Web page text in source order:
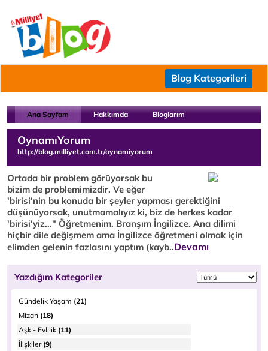
Blog Kategorileri
Ana Sayfam Hakkımda Bloglarım
OynamıYorum
http://blog.milliyet.com.tr/oynamiyorum
Ortada bir problem görüyorsak bu
bizim de problemimizdir. Ve eğer
'birisi'nin bu konuda bir şeyler yapması gerektiğini
düşünüyorsak, unutmamalıyız ki, biz de herkes kadar
'birisi'yiz..." Öğretmenim. Branşım İngilizce. Ana dilimi
hiçbir dile değişmem ama İngilizce öğretmeni olmak için
elimden gelenin fazlasını yaptım (kayb..Devamı
Yazdığım Kategoriler
Gündelik Yaşam (21)
Mizah (18)
Aşk - Evlilik (11)
İlişkiler(9)